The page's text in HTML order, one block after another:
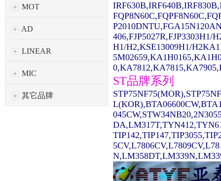
MOT
AD
LINEAR
MIC
其它品牌
406,FJP5027R,FJP3303H1/
H1/H2,KSE13009H1/
ST品牌系列